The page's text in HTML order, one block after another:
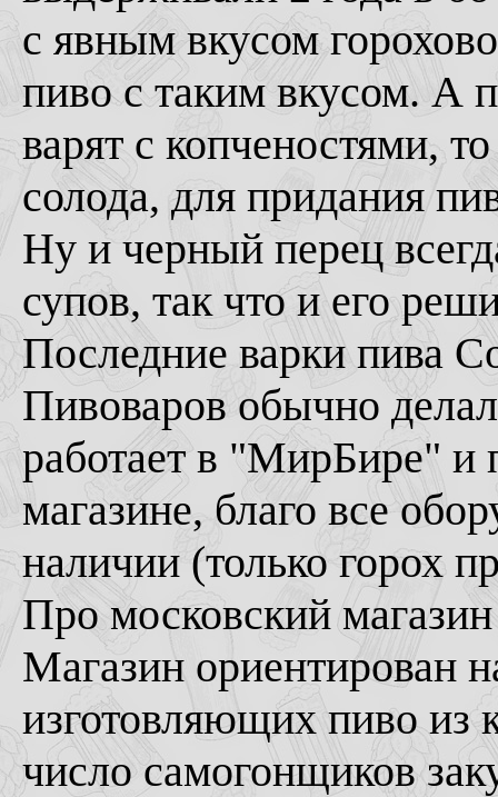
с явным вкусом
пиво с таким вкусом. А
варят с копченостями,
солода, для придания
Ну и черный перец
супов, так что и его
Последние варки пива
Пивоваров обычно
работает в "МирБире" и
магазине, благо все
наличии (только горох
Про московский
Магазин ориентирован
изготовляющих пиво из
число самогонщиков